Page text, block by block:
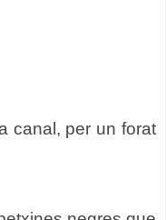
canal, per un forat